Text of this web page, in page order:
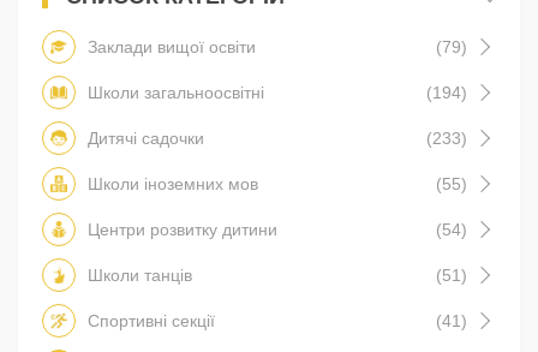
Заклади вищої освіти (79)
Школи загальноосвітні (194)
Дитячі садочки (233)
Школи іноземних мов (55)
Центри розвитку дитини (54)
Школи танців (51)
Спортивні секції (41)